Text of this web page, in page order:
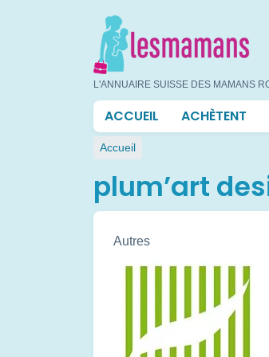
L'ANNUAIRE SUISSE DES MAMANS
Navigation
principale
ACCUEIL ACHÈTENT
Fil
d'Ariane
Accueil
plum’art
Autres